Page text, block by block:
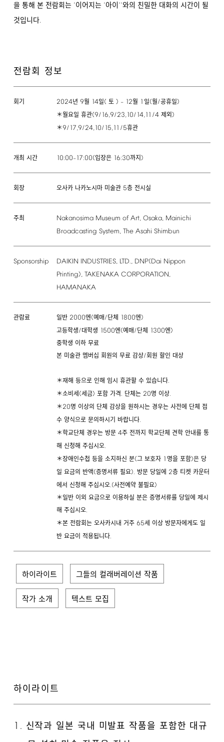
을 통해 본 전람회는 ‘이어지는 ‘아이’’와의 친밀한 대화의 시간이 될
것입니다.
전람회 정보
회기 2024년 9월 14일( 토 ) – 12월 1 일(월/공휴일)
＊월요일 휴관(9/16,9/23,10/14,11/4제외 )
＊ 9/17,9/24,10/15,11/5휴관
개최 시간 10:00–17:00(입장은 16:30까지 )
회장 오사카 나카노시마 미술관 5층 전시실
주최 Nakanosima Museum of Art, Osaka, Mainichi
Broadcasting System, The Asahi Shimbun
Sponsorship DAIKIN INDUSTRIES, LTD., DNP(Dai Nippon
Printing), TAKENAKA CORPORATION,
HAMANAKA
관람료 일반 2000엔(예매 /단체 1800엔)
고등학생/대학생 1500엔(예매 /단체 1300엔)
중학생 이하 무료
본 미술관 멤버십 회원의 무료 감상/회원 할인 대상
＊재해 등으로 인해 임시 휴관할 수 있습니다.
＊소비세 (세금) 포함 가격. 단체는 20명 이상.
＊ 20명 이상의 단체 감상을 원하시는 경우는 사전에 단체 접
수 양식으로 문의하시기 바랍니다.
＊학교단체 경우는 방문 4주 전까지 학교단체 견학 안내를 통
해 신청해 주십시오.
＊장애인수첩 등을 소지하신 분(그 보호자 1 명을 포함)은 당
일 요금의 반액(증명서류 필요). 방문 당일에 2층 티켓 카운터
에서 신청해 주십시오.(사전예약 불필요)
＊일반 이외 요금으로 이용하실 분은 증명서류를 당일에 제시
해 주십시오.
＊본 전람회는 오사카시내 거주 65세 이상 방문자에게도 일
반 요금이 적용됩니다.
하이라이트 그들의 컬래버레이션 작품
작가 소개 텍스트 모집
하이라이트
1. 신작과 일본 국내 미발표 작품을 포함한 대규